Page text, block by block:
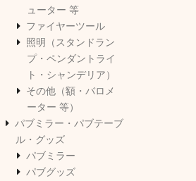
ューター 等
ファイヤーツール
照明（スタンドラン
プ・ペンダントライ
ト・シャンデリア）
その他（額・バロメ
ーター 等）
パブミラー・パブテーブ
ル・グッズ
パブミラー
パブグッズ